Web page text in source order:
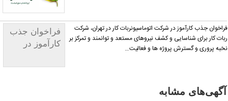
فراخوان جذب
کارآموز در
اتوماسیونربات
جذب کارآموز در شرکت اتوماسیونربات کار در تهران، شرکت
کار برای شناسایی و کشف نیروهای مستعد و توانمند و تمرکز بر
پروری و گسترش پروژه ها و فعالیت…
مشابه